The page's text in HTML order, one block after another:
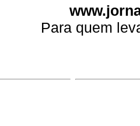
Para quem